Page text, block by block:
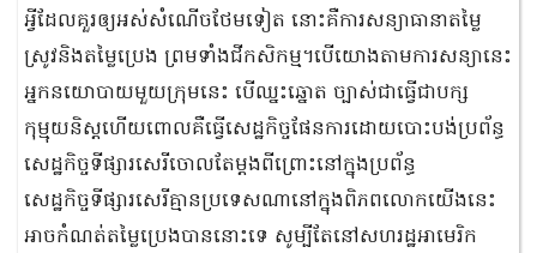
អ្វីដែលគួរឲ្យអស់សំណើចថែមទៀត នោះគឺការសន្យាធានាតម្លៃ
ស្រូវនិងតម្លៃប្រេង ព្រមទាំងជីកសិកម្ម។បើយោងតាមការសន្យានេះ
អ្នកនយោបាយមួយក្រុមនេះ បើឈ្នះឆ្នោត ច្បាស់ជាធ្វើជាបក្ស
កុម្មុយនិស្តហើយពោលគឺធ្វើសេដ្ឋកិច្ចផែនការដោយបោះបង់ប្រព័ន្ធ
សេដ្ឋកិច្ចទីផ្សារសេរីចោលតែម្តងពីព្រោះនៅក្នុងប្រព័ន្ធ
សេដ្ឋកិច្ចទីផ្សារសេរីគ្មានប្រទេសណានៅក្នុងពិភពលោកយើងនេះ
អាចកំណត់តម្លៃប្រេងបាននោះទេ សូម្បីតែនៅសហរដ្ឋអាមេរិក